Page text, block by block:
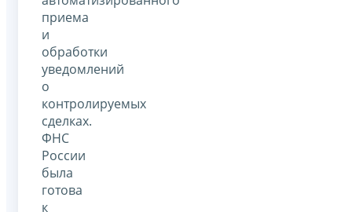
приема
и
обработки
уведомлений
о
контролируемых
сделках.
ФНС
России
была
готова
к